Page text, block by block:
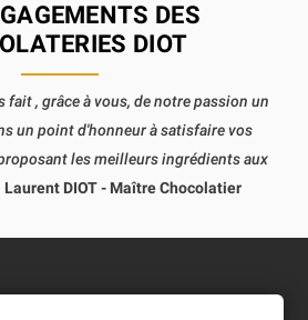
DES
DIOT
fait , grâce à vous, de notre passion un
un point d'honneur à satisfaire vos
les meilleurs ingrédients aux
Laurent DIOT - Maître Chocolatier